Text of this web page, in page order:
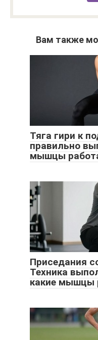
Вам также
Тяга гири к
правильно
мышцы
Приседания
Техника
какие мышцы